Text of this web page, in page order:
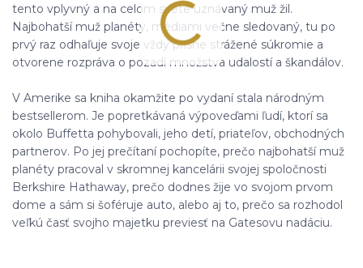
tento vplyvný a na celom svete uznávaný muž žil.
Najbohatší muž planéty, médiami večne sledovaný, tu po
prvý raz odhaľuje svoje vždy prísne strážené súkromie a
otvorene rozpráva o pozadí množstva udalostí a škandálov.
V Amerike sa kniha okamžite po vydaní stala národným
bestsellerom. Je popretkávaná výpoveďami ľudí, ktorí sa
okolo Buffetta pohybovali, jeho detí, priateľov, obchodných
partnerov. Po jej prečítaní pochopíte, prečo najbohatší muž
planéty pracoval v skromnej kancelárii svojej spoločnosti
Berkshire Hathaway, prečo dodnes žije vo svojom prvom
dome a sám si šoféruje auto, alebo aj to, prečo sa rozhodol
veľkú časť svojho majetku previesť na Gatesovu nadáciu.